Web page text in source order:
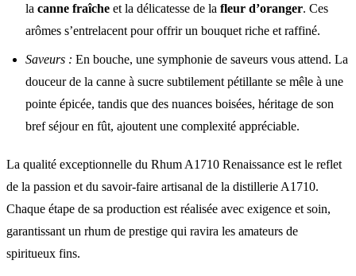
la canne fraîche et la délicatesse de la fleur d’oranger. Ces
arômes s’entrelacent pour offrir un bouquet riche et raffiné.
Saveurs : En bouche, une symphonie de saveurs vous attend. La
douceur de la canne à sucre subtilement pétillante se mêle à une
pointe épicée, tandis que des nuances boisées, héritage de son
bref séjour en fût, ajoutent une complexité appréciable.
La qualité exceptionnelle du Rhum A1710 Renaissance est le reflet
de la passion et du savoir-faire artisanal de la distillerie A1710.
Chaque étape de sa production est réalisée avec exigence et soin,
garantissant un rhum de prestige qui ravira les amateurs de
spiritueux fins.